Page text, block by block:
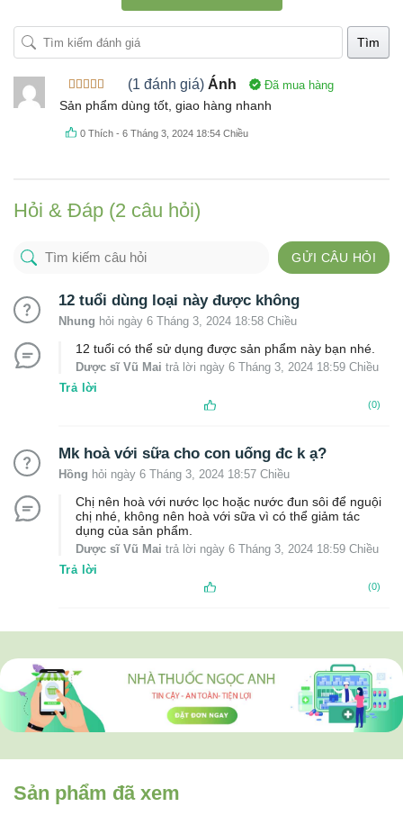
Tìm
Được xếp
hạng55
sao
(1 đánh giá) Ánh Đã mua hàng
Sản phẩm dùng tốt, giao hàng nhanh
0 Thích -6 Tháng 3, 2024 18:54 Chiều
Hỏi & Đáp (2 câu hỏi)
GỬI CÂU HỎI
12 tuổi dùng loại này được không
Nhung hỏi ngày 6 Tháng 3, 2024 18:58 Chiều
12 tuổi có thể sử dụng được sản phẩm này bạn nhé.
Dược sĩ Vũ Mai trả lời ngày 6 Tháng 3, 2024 18:59 Chiều
Trả lời
(0)
Mk hoà với sữa cho con uống đc k ạ?
Hồng hỏi ngày 6 Tháng 3, 2024 18:57 Chiều
Chị nên hoà với nước lọc hoặc nước đun sôi để nguội
chị nhé, không nên hoà với sữa vì có thể giảm tác
dụng của sản phẩm.
Dược sĩ Vũ Mai trả lời ngày 6 Tháng 3, 2024 18:59 Chiều
Trả lời
(0)
Sản phẩm đã xem